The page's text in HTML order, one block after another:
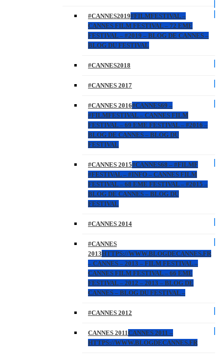
#CANNES2019#FILMFESTIVAL –
CANNES FILM FESTIVAL – 72 EME
FESTIVAL – #2019 – BLOG DE CANNES –
BLOG DU FESTIVAL
#CANNES2018
#CANNES 2017
#CANNES 2016#CANNES69 –
#FILMFESTIVAL – CANNES FILM
FESTIVAL – 69 EME FESTIVAL – #2016 –
BLOG DE CANNES – BLOG DU
FESTIVAL
#CANNES 2015#CANNES68 – #FILMF
#FESTIVAL – #INFO – CANNES FILM
FESTIVAL – 68 EME FESTIVAL – #2015 –
BLOG DE CANNES – BLOG DU
FESTIVAL
#CANNES 2014
#CANNES
2013HTTPS://WWW.BLOGDECANNES.FR
– CANNES – 2013 – FILM FESTIVAL –
CANNES FILM FESTIVAL – 66 EME
FESTIVAL – 2012 – 2013 – BLOG DE
CANNES – BLOG DU FESTIVAL –
#CANNES 2012
CANNES 2011CANNES 2011 –
HTTPS://WWW.BLOGDECANNES.FR